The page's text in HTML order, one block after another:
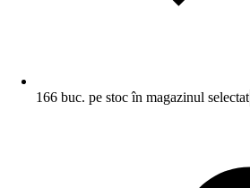
166 buc. pe stoc în magazinul selectat